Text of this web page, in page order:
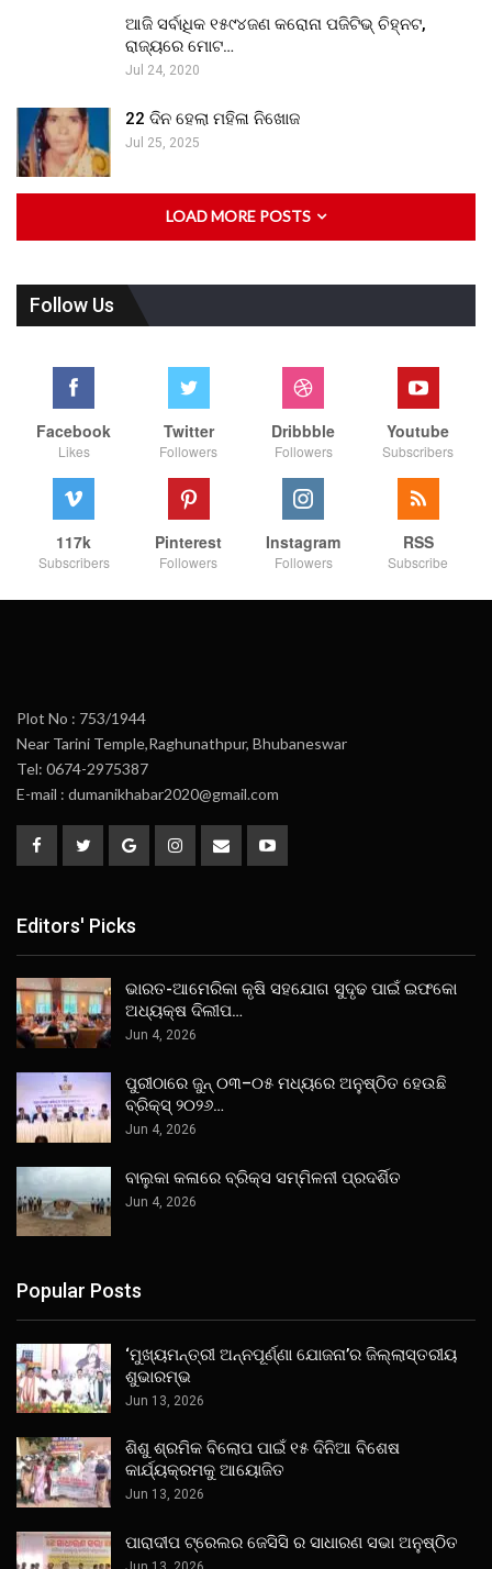
ଆଜି ସର୍ବାଧିକ ୧୫୯୪ଜଣ କରୋନା ପଜିଟିଭ୍ ଚିହ୍ନଟ,
ରାଜ୍ୟରେ ମୋଟ…
Jul 24, 2020
22 ଦିନ ହେଲା ମହିଳା ନିଖୋଜ
Jul 25, 2025
LOAD MORE POSTS
Follow Us
Facebook
Likes
Twitter
Followers
Dribbble
Followers
Youtube
Subscribers
117k
Subscribers
Pinterest
Followers
Instagram
Followers
RSS
Subscribe
Plot No : 753/1944
Near Tarini Temple,Raghunathpur, Bhubaneswar
Tel: 0674-2975387
E-mail : dumanikhabar2020@gmail.com
Editors' Picks
ଭାରତ-ଆମେରିକା କୃଷି ସହଯୋଗ ସୁଦୃଢ ପାଇଁ ଇଫକୋ
ଅଧ୍ୟକ୍ଷ ଦିଲୀପ…
Jun 4, 2026
ପୁରୀଠାରେ ଜୁନ୍ ୦୩–୦୫ ମଧ୍ୟରେ ଅନୁଷ୍ଠିତ ହେଉଛି
ବ୍ରିକ୍ସ୍ ୨୦୨୬…
Jun 4, 2026
ବାଲୁକା କଳାରେ ବ୍ରିକ୍ସ ସମ୍ମିଳନୀ ପ୍ରଦର୍ଶିତ
Jun 4, 2026
Popular Posts
‘ମୁଖ୍ୟମନ୍ତ୍ରୀ ଅନ୍ନପୂର୍ଣ୍ଣା ଯୋଜନା’ର ଜିଲ୍ଲାସ୍ତରୀୟ
ଶୁଭାରମ୍ଭ
Jun 13, 2026
ଶିଶୁ ଶ୍ରମିକ ବିଲୋପ ପାଇଁ ୧୫ ଦିନିଆ ବିଶେଷ
କାର୍ଯ୍ୟକ୍ରମକୁ ଆୟୋଜିତ
Jun 13, 2026
ପାରାଦୀପ ଟ୍ରେଲର ଜେସିସି ର ସାଧାରଣ ସଭା ଅନୁଷ୍ଠିତ